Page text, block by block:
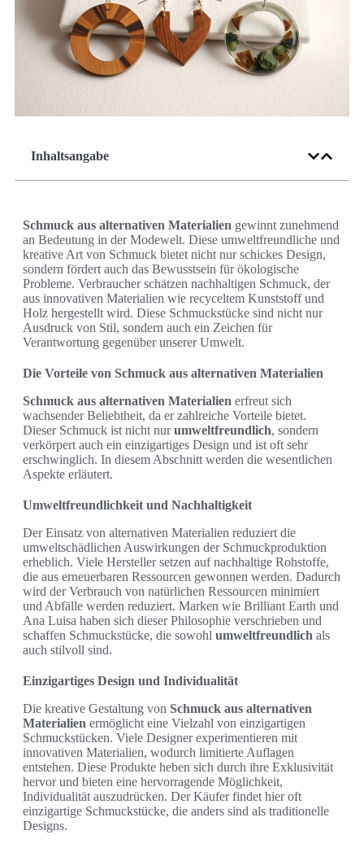
Inhaltsangabe
Schmuck aus alternativen Materialien gewinnt zunehmend
an Bedeutung in der Modewelt. Diese umweltfreundliche und
kreative Art von Schmuck bietet nicht nur schickes Design,
sondern fördert auch das Bewusstsein für ökologische
Probleme. Verbraucher schätzen nachhaltigen Schmuck, der
aus innovativen Materialien wie recyceltem Kunststoff und
Holz hergestellt wird. Diese Schmuckstücke sind nicht nur
Ausdruck von Stil, sondern auch ein Zeichen für
Verantwortung gegenüber unserer Umwelt.
Die Vorteile von Schmuck aus alternativen Materialien
Schmuck aus alternativen Materialien erfreut sich
wachsender Beliebtheit, da er zahlreiche Vorteile bietet.
Dieser Schmuck ist nicht nurumweltfreundlich, sondern
verkörpert auch ein einzigartiges Design und ist oft sehr
erschwinglich. In diesem Abschnitt werden die wesentlichen
Aspekte erläutert.
Umweltfreundlichkeit und Nachhaltigkeit
Der Einsatz von alternativen Materialien reduziert die
umweltschädlichen Auswirkungen der Schmuckproduktion
erheblich. Viele Hersteller setzen auf nachhaltige Rohstoffe,
die aus erneuerbaren Ressourcen gewonnen werden. Dadurch
wird der Verbrauch von natürlichen Ressourcen minimiert
und Abfälle werden reduziert. Marken wie Brilliant Earth und
Ana Luisa haben sich dieser Philosophie verschrieben und
schaffen Schmuckstücke, die sowohl umweltfreundlich als
auch stilvoll sind.
Einzigartiges Design und Individualität
Die kreative Gestaltung von Schmuck aus alternativen
Materialien ermöglicht eine Vielzahl von einzigartigen
Schmuckstücken. Viele Designer experimentieren mit
innovativen Materialien, wodurch limitierte Auflagen
entstehen. Diese Produkte heben sich durch ihre Exklusivität
hervor und bieten eine hervorragende Möglichkeit,
Individualität auszudrücken. Der Käufer findet hier oft
einzigartige Schmuckstücke, die anders sind als traditionelle
Designs.